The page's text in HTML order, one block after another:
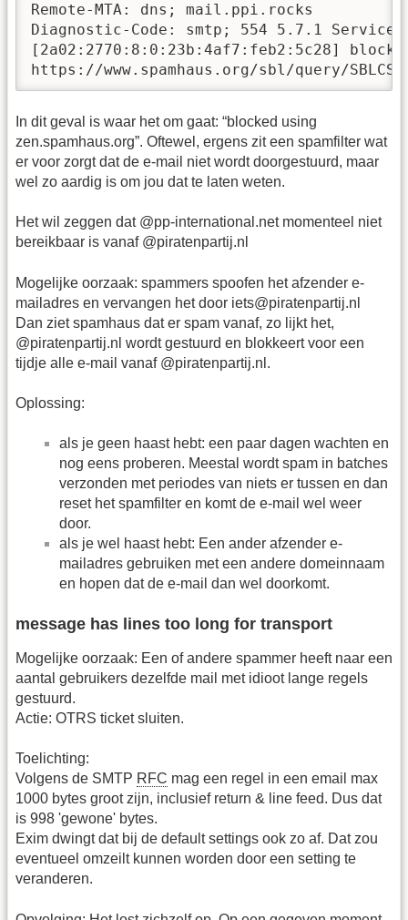
Remote-MTA: dns; mail.ppi.rocks
Diagnostic-Code: smtp; 554 5.7.1
[2a02:2770:8:0:23b:4af7:feb2:5c28]
https://www.spamhaus.org/sbl/query/SBLCSS
In dit geval is waar het om gaat: “blocked using
zen.spamhaus.org”. Oftewel, ergens zit een spamfilter wat
er voor zorgt dat de e-mail niet wordt doorgestuurd, maar
wel zo aardig is om jou dat te laten weten.
Het wil zeggen dat @pp-international.net momenteel niet
bereikbaar is vanaf @piratenpartij.nl
Mogelijke oorzaak: spammers spoofen het afzender e-
mailadres en vervangen het door iets@piratenpartij.nl
Dan ziet spamhaus dat er spam vanaf, zo lijkt het,
@piratenpartij.nl wordt gestuurd en blokkeert voor een
tijdje alle e-mail vanaf @piratenpartij.nl.
Oplossing:
als je geen haast hebt: een paar dagen wachten en
nog eens proberen. Meestal wordt spam in batches
verzonden met periodes van niets er tussen en dan
reset het spamfilter en komt de e-mail wel weer
door.
als je wel haast hebt: Een ander afzender e-
mailadres gebruiken met een andere domeinnaam
en hopen dat de e-mail dan wel doorkomt.
message has lines too long for transport
Mogelijke oorzaak: Een of andere spammer heeft naar een
aantal gebruikers dezelfde mail met idioot lange regels
gestuurd.
Actie: OTRS ticket sluiten.
Toelichting:
Volgens de SMTP RFC mag een regel in een email max
1000 bytes groot zijn, inclusief return & line feed. Dus dat
is 998 'gewone' bytes.
Exim dwingt dat bij de default settings ook zo af. Dat zou
eventueel omzeilt kunnen worden door een setting te
veranderen.